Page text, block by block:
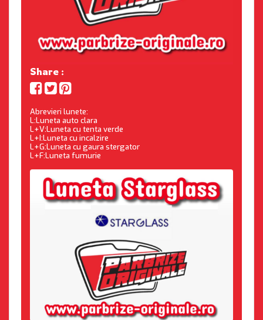
Share :
Abrevieri lunete:
L:Luneta auto clara
L+V:Luneta cu tenta verde
L+I:Luneta cu incalzire
L+G:Luneta cu gaura stergator
L+F:Luneta fumurie